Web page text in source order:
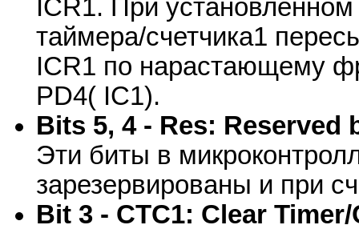
ICR1. При
таймера/счетчика1
ICR1 по нарастающему
PD4( IC1).
Bits 5, 4 - Res:
Эти биты в
зарезервированы и при
Bit 3 - CTC1: Clear